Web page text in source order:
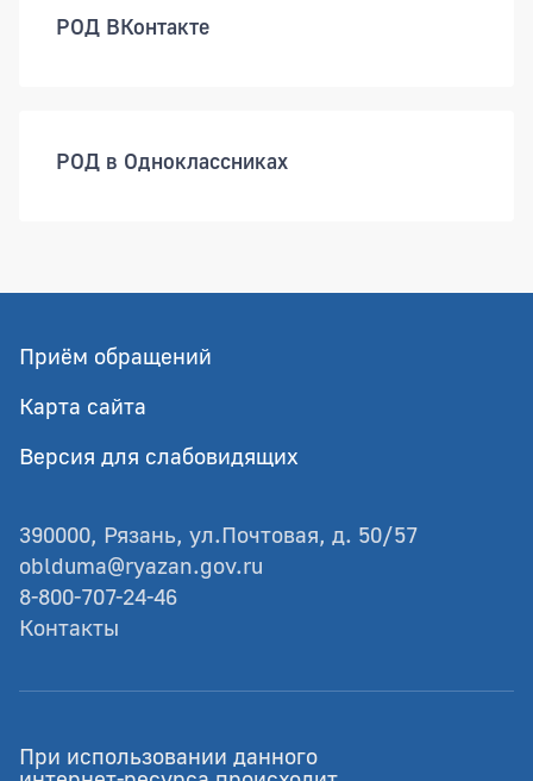
РОД ВКонтакте
РОД в Одноклассниках
Приём обращений
Карта сайта
Версия для слабовидящих
390000, Рязань, ул.Почтовая, д. 50/57
oblduma@ryazan.gov.ru
8-800-707-24-46
Контакты
© Рязанская областная Дума
Разработка - GIANIT.ru
При использовании данного